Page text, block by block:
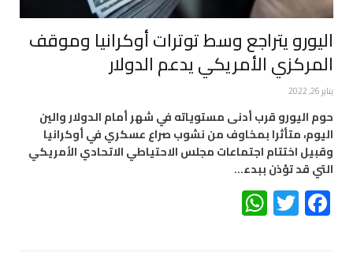
اليورو يتراجع وسط توترات أوكرانيا وموقف
المركزي الأمريكي يدعم الدولار
يناير 26, 2022
حوم اليورو قرب أدنى مستوياته في شهر أمام الدولار والين
اليوم، متأثرا بمخاوف من نشوب صراع عسكري في أوكرانيا
وقبيل اختتام اجتماعات مجلس الاحتياطي الاتحادي الأمريكي
التي قد تؤذن ببدء…
Facebook
Twitter